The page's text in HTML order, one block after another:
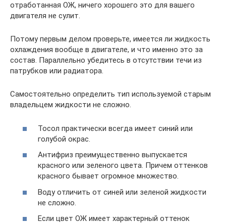
отработанная ОЖ, ничего хорошего это для вашего
двигателя не сулит.
Потому первым делом проверьте, имеется ли жидкость
охлаждения вообще в двигателе, и что именно это за
состав. Параллельно убедитесь в отсутствии течи из
патрубков или радиатора.
Самостоятельно определить тип используемой старым
владельцем жидкости не сложно.
Тосол практически всегда имеет синий или
голубой окрас.
Антифриз преимущественно выпускается
красного или зеленого цвета. Причем оттенков
красного бывает огромное множество.
Воду отличить от синей или зеленой жидкости
не сложно.
Если цвет ОЖ имеет характерный оттенок